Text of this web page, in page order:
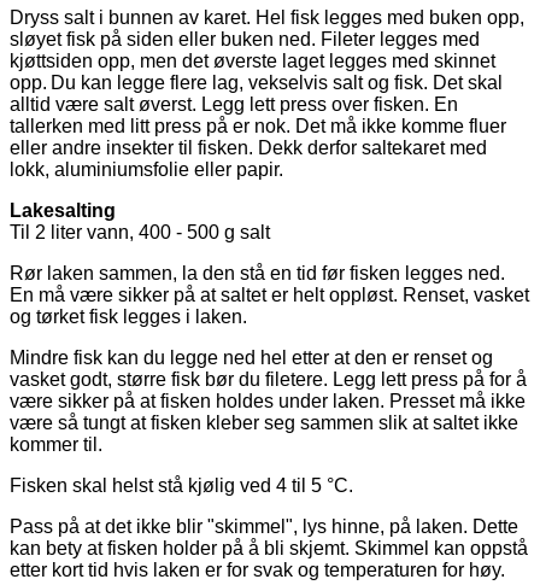
Dryss salt i bunnen av karet. Hel fisk legges med buken opp,
sløyet fisk på siden eller buken ned. Fileter legges med
kjøttsiden opp, men det øverste laget legges med skinnet
opp. Du kan legge flere lag, vekselvis salt og fisk. Det skal
alltid være salt øverst. Legg lett press over fisken. En
tallerken med litt press på er nok. Det må ikke komme fluer
eller andre insekter til fisken. Dekk derfor saltekaret med
lokk, aluminiumsfolie eller papir.
Lakesalting
Til 2 liter vann, 400 - 500 g salt
Rør laken sammen, la den stå en tid før fisken legges ned.
En må være sikker på at saltet er helt oppløst. Renset, vasket
og tørket fisk legges i laken.
Mindre fisk kan du legge ned hel etter at den er renset og
vasket godt, større fisk bør du filetere. Legg lett press på for å
være sikker på at fisken holdes under laken. Presset må ikke
være så tungt at fisken kleber seg sammen slik at saltet ikke
kommer til.
Fisken skal helst stå kjølig ved 4 til 5 °C.
Pass på at det ikke blir "skimmel", lys hinne, på laken. Dette
kan bety at fisken holder på å bli skjemt. Skimmel kan oppstå
etter kort tid hvis laken er for svak og temperaturen for høy.